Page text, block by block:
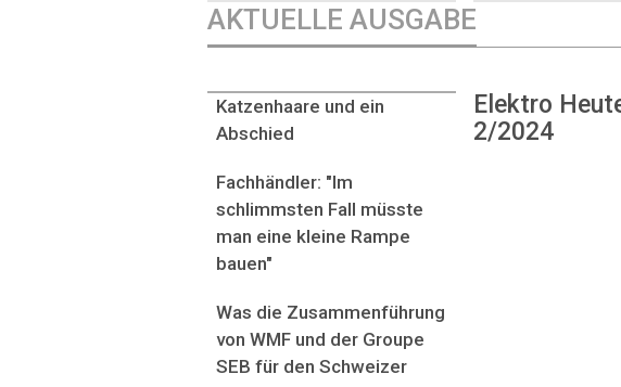
AKTUELLE AUSGABE
Elektro
2/2024
Katzenhaare und ein
Abschied
Fachhändler: "Im
schlimmsten Fall müsste
man eine kleine Rampe
bauen"
Was die Zusammenführung
von WMF und der Groupe
SEB für den Schweizer